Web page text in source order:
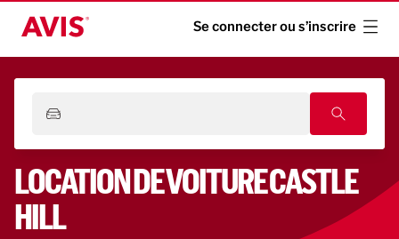
Se connecter ou s’inscrire
LOCATION DE VOITURE CASTLE
HILL